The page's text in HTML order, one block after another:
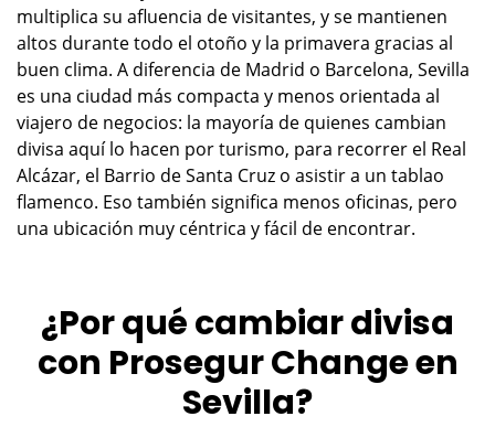
multiplica su afluencia de visitantes, y se mantienen
altos durante todo el otoño y la primavera gracias al
buen clima. A diferencia de Madrid o Barcelona, Sevilla
es una ciudad más compacta y menos orientada al
viajero de negocios: la mayoría de quienes cambian
divisa aquí lo hacen por turismo, para recorrer el Real
Alcázar, el Barrio de Santa Cruz o asistir a un tablao
flamenco. Eso también significa menos oficinas, pero
una ubicación muy céntrica y fácil de encontrar.
¿Por qué cambiar divisa
con Prosegur Change en
Sevilla?